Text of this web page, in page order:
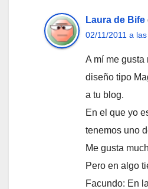
Laura de Bife
02/11/2011 a
A mí me gusta
diseño tipo
a tu blog.
En el que yo
tenemos uno
Me gusta
Pero en algo
Facundo: En